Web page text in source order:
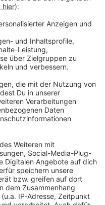
verteilen. Das muss
jetzt auch
Bedingungen sind
Lohn, Unterkunft,
sowie
abhängig von
DGB-
Peters: " Von
auf Augenhöhe kann
Rede sein".